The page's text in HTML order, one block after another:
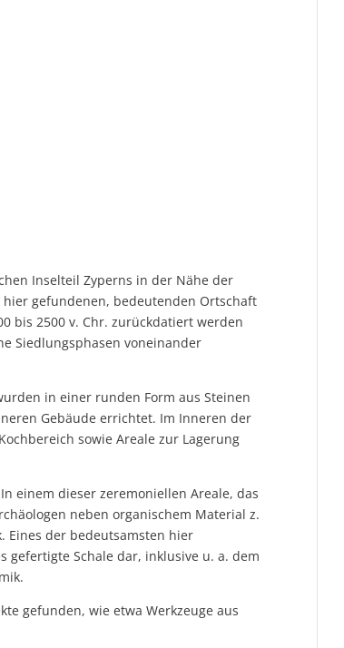
Inselteil Zyperns in der Nähe der
gefundenen, bedeutenden Ortschaft
bis 2500 v. Chr. zurückdatiert werden
Siedlungsphasen voneinander
in einer runden Form aus Steinen
Gebäude errichtet. Im Inneren der
sowie Areale zur Lagerung
einem dieser zeremoniellen Areale, das
neben organischem Material z.
Eines der bedeutsamsten hier
gefertigte Schale dar, inklusive u. a. dem
gefunden, wie etwa Werkzeuge aus